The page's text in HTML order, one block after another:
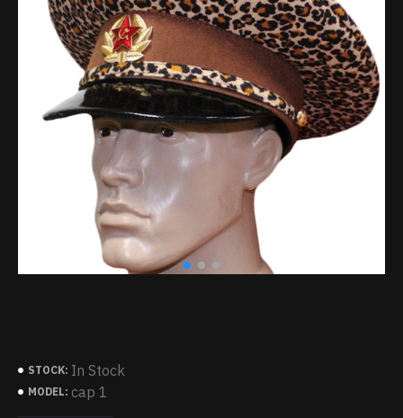
STOCK: In Stock
MODEL: cap 1